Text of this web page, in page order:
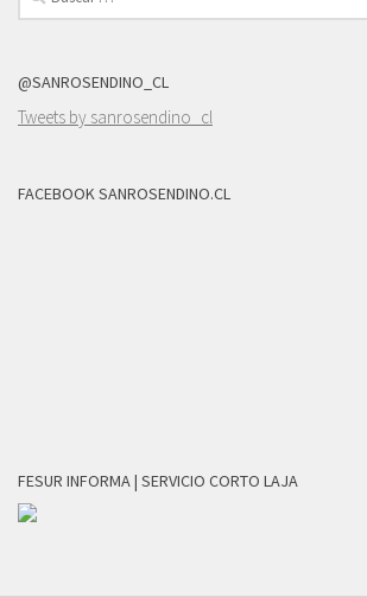
@SANROSENDINO_CL
Tweets by sanrosendino_cl
FACEBOOK SANROSENDINO.CL
FESUR INFORMA | SERVICIO CORTO LAJA